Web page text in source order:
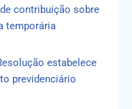
contribuição sobre
temporária
estabelece
previdenciário